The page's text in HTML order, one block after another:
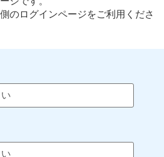
のログインページをご利用くださ